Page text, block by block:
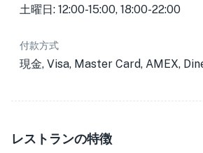
土曜日: 12:00-15:00, 18:00-22:00
付款方式
現金, Visa, Master Card, AMEX,
レストランの特徴